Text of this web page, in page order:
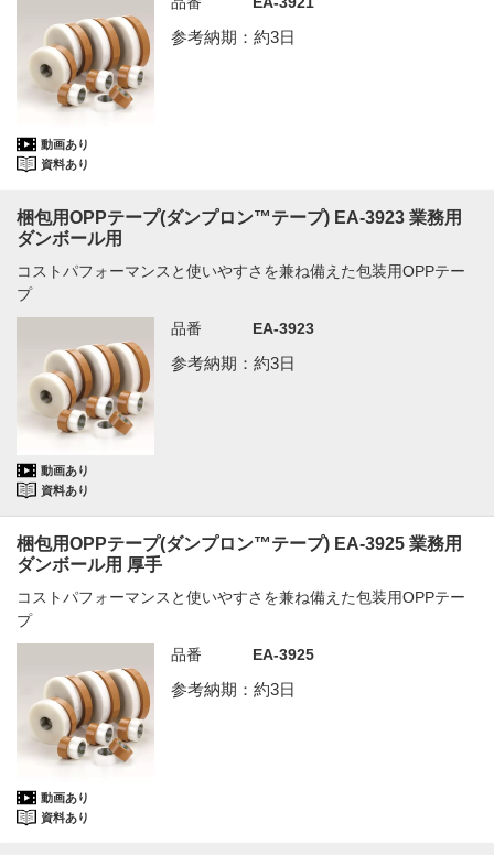
動画あり
資料あり
参考納期：約3日
梱包用OPPテープ(ダンプロン™テープ) EA-3923 業務用
ダンボール用
コストパフォーマンスと使いやすさを兼ね備えた包装用OPPテー
プ
動画あり
資料あり
品番 EA-3923
参考納期：約3日
梱包用OPPテープ(ダンプロン™テープ) EA-3925 業務用
ダンボール用 厚手
コストパフォーマンスと使いやすさを兼ね備えた包装用OPPテー
プ
動画あり
資料あり
品番 EA-3925
参考納期：約3日